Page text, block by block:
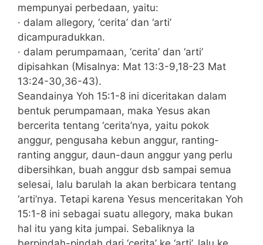
mempunyai perbedaan, yaitu:
· dalam allegory, ‘cerita’ dan ‘arti’
dicampuradukkan.
· dalam perumpamaan, ‘cerita’ dan ‘arti’
dipisahkan (Misalnya: Mat 13:3-9,18-23 Mat
13:24-30,36-43).
Seandainya Yoh 15:1-8 ini diceritakan dalam
bentuk perumpamaan, maka Yesus akan
bercerita tentang ‘cerita’nya, yaitu pokok
anggur, pengusaha kebun anggur, ranting-
ranting anggur, daun-daun anggur yang perlu
dibersihkan, buah anggur dsb sampai semua
selesai, lalu barulah Ia akan berbicara tentang
‘arti’nya. Tetapi karena Yesus menceritakan Yoh
15:1-8 ini sebagai suatu allegory, maka bukan
hal itu yang kita jumpai. Sebaliknya Ia